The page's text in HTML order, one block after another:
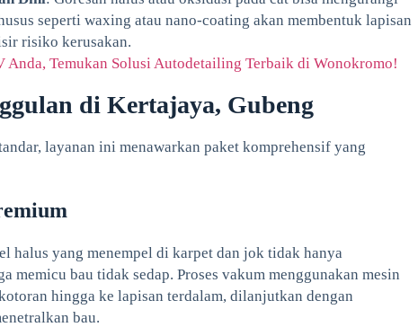
seperti waxing atau nano-coating akan membentuk lapisan
risiko kerusakan.
Temukan Solusi Autodetailing Terbaik di Wonokromo!
di Kertajaya, Gubeng
layanan ini menawarkan paket komprehensif yang
halus yang menempel di karpet dan jok tidak hanya
memicu bau tidak sedap. Proses vakum menggunakan mesin
hingga ke lapisan terdalam, dilanjutkan dengan
bau.